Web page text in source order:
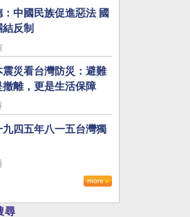
：中國民族促進惡法 國
結反制
震災看台灣防災：避難
撤離，更是生活保障
九四五年八一五台灣獨
尋